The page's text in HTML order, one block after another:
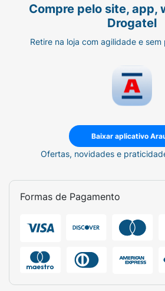
Compre pelo site, app,
Drogatel
Retire na loja com agilidade e
Baixar aplicativo
Ofertas, novidades e
Formas de Pagamento